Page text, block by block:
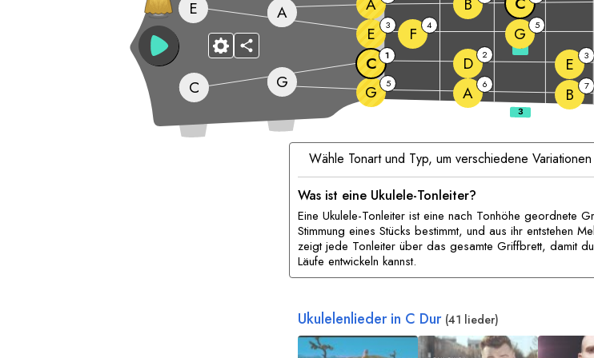
G G 5 A 6 B 7
C
C 1 D 2 E 3
E
E
3 F 4 G 5
A
3
Wähle Tonart und Typ, um verschiedene
Was ist eine Ukulele-Tonleiter?
Eine Ukulele-Tonleiter ist eine nach Tonhöhe geordnete
Stimmung eines Stücks bestimmt, und aus ihr entstehen
zeigt jede Tonleiter über das gesamte Griffbrett, damit
Läufe entwickeln kannst.
Ukulelenlieder in C Dur (41 lieder)